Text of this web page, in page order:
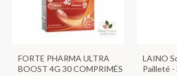
FORTE PHARMA ULTRA
BOOST 4G 30 COMPRIMÉS
LAINO
Pailleté -